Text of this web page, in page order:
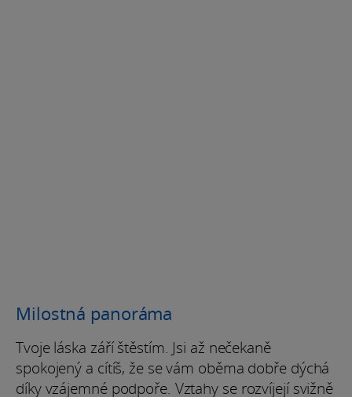
Milostná panoráma
Tvoje láska září štěstím. Jsi až nečekaně
spokojený a cítíš, že se vám oběma dobře dýchá
díky vzájemné podpoře. Vztahy se rozvíjejí svižně